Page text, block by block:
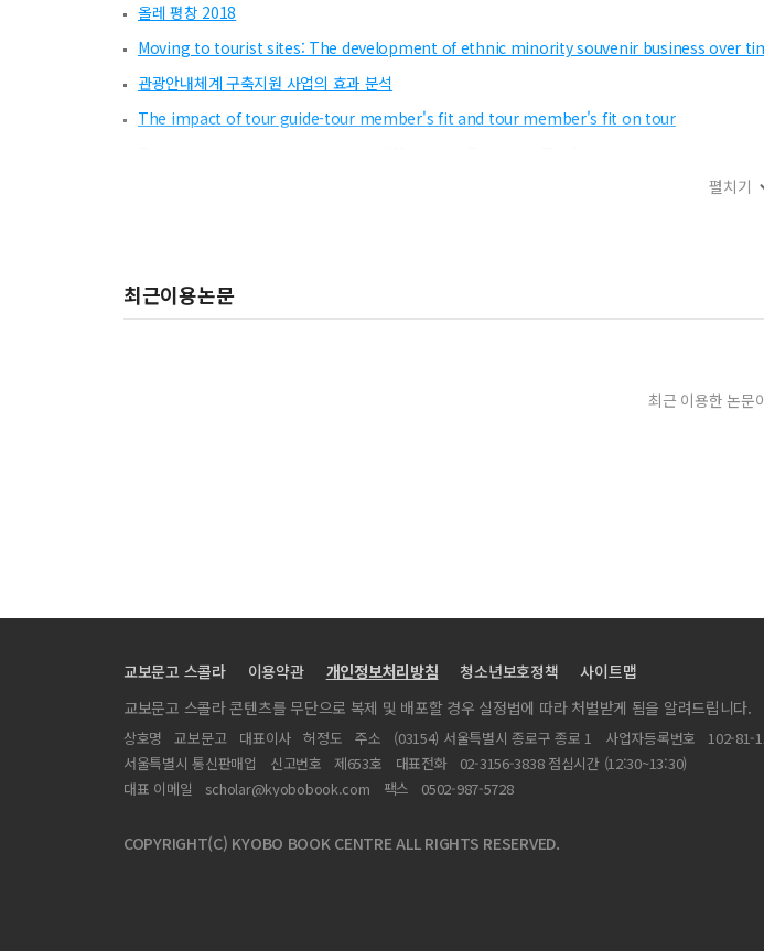
올레 평창 2018
Moving to tourist sites: The development of ethnic minority souvenir business over
관광안내체계 구축지원 사업의 효과 분석
The impact of tour guide-tour member's fit and tour member's fit on tour
Applying the means-end chain theory and the laddering technique in green hotels'
TV미디어의 자연경관 화면이 시청자에게 미치는 심리적 효과 -스트레스 완화 효과를 중심으로-
음식관광매력속성이 지역이미지 및 방문객 행동의도에 미치는 영향
무형문화유산을 활용한 강릉의 발전전략
호텔 접객직 종사원이 지각하는 임파워먼트가 직업존중감과 고객지향성에 미치는 영향
Consumer Equity for Upscale Hotels: Difference between Leisure and Business Travelers
Legalized Recreational Marijuana and Its Impacts on Lodging Industry in Colorado
펼치기
최근이용논문
최근 이용한 논문
교보문고 스콜라 이용약관 개인정보처리방침 청소년보호정책
사이트맵
교보문고 스콜라 콘텐츠를 무단으로 복제 및 배포할 경우 실정법에 따라 처벌받게 됨을 알려드립니다.
상호명 교보문고 대표이사 허정도 주소 (03154) 서울특별시 종로구 종로 1 사업자등록번호
102-81-
서울특별시 통신판매업
신고번호 제653호 대표전화
02-3156-3838 점심시간 (12:30~13:30)
대표 이메일
scholar@kyobobook.com 팩스 0502-987-5728
COPYRIGHT(C) KYOBO BOOK CENTRE ALL RIGHTS RESERVED.